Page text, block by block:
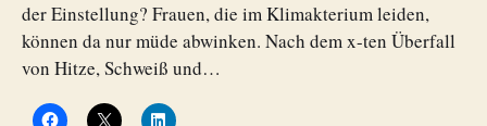
der Einstellung? Frauen, die im Klimakterium leiden,
können da nur müde abwinken. Nach dem x-ten Überfall
von Hitze, Schweiß und…